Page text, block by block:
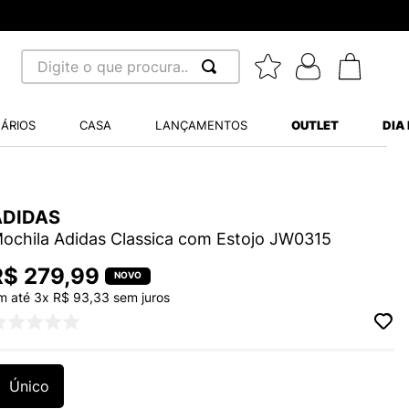
Digite o que procura...
CASA LANÇAMENTOS OUTLET DIA
Adidas Classica com Estojo JW0315
279,99
até 3x R$ 93,33 sem juros
Único
BALANCE 530
WHITE
VANS ULTRARANGE